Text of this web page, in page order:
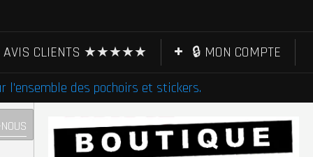
AVIS CLIENTS ★★★★★
🔒 MON COMPTE
l'ensemble des pochoirs et stickers.